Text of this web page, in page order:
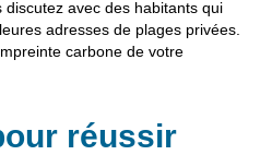
discutez avec des habitants qui
adresses de plages privées.
carbone de votre
réussir